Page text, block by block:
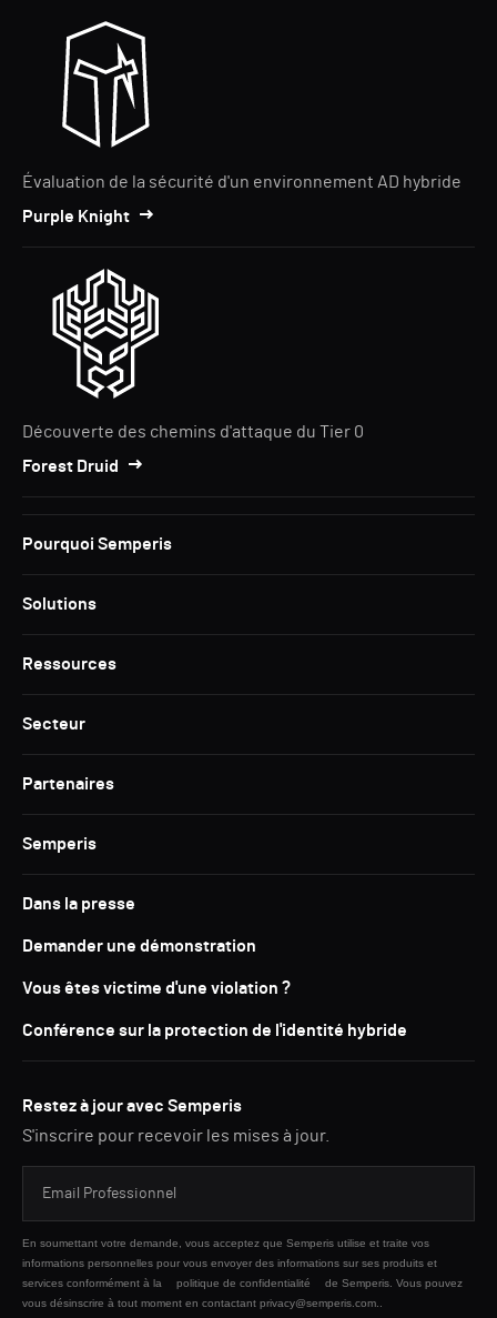
Évaluation de la sécurité d'un environnement AD hybride
Purple Knight
Découverte des chemins d'attaque du Tier 0
Forest Druid
Pourquoi Semperis
Solutions
Ressources
Secteur
Partenaires
Semperis
Dans la presse
Demander une démonstration
Vous êtes victime d'une violation ?
Conférence sur la protection de l'identité hybride
Restez à jour avec Semperis
S'inscrire pour recevoir les mises à jour.
En soumettant votre demande, vous acceptez que Semperis utilise et traite vos
informations personnelles pour vous envoyer des informations sur ses produits et
services conformément à la
politique de confidentialité
de Semperis. Vous pouvez
vous désinscrire à tout moment en contactant privacy@semperis.com..